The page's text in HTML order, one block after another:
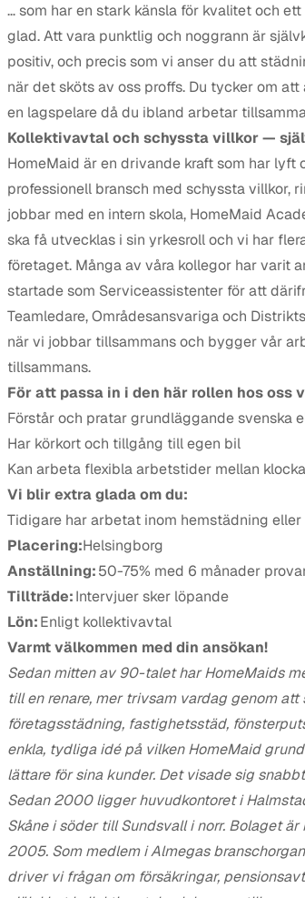
… som har en stark känsla för kvalitet och
glad. Att vara punktlig och noggrann är
positiv, och precis som vi anser du att
när det sköts av oss proffs. Du tycker om
en lagspelare då du ibland arbetar
Kollektivavtal och schyssta villkor —
HomeMaid är en drivande kraft som har
professionell bransch med schyssta villkor,
jobbar med en intern skola, HomeMaid
ska få utvecklas i sin yrkesroll och vi har
företaget. Många av våra kollegor har varit
startade som Serviceassistenter för att
Teamledare, Områdesansvariga och
när vi jobbar tillsammans och bygger vår
tillsammans.
För att passa in i den här rollen hos oss
Förstår och pratar grundläggande svenska
Har körkort och tillgång till egen bil
Kan arbeta flexibla arbetstider mellan
Vi blir extra glada om du:
Tidigare har arbetat inom hemstädning
Placering:Helsingborg
Anställning:50-75% med 6 månader
Tillträde:Intervjuer sker löpande
Lön:Enligt kollektivavtal
Varmt välkommen med din ansökan!
Sedan mitten av 90-talet har HomeMaids
till en renare, mer trivsam vardag genom
företagsstädning, fastighetsstäd,
enkla, tydliga idé på vilken HomeMaid
lättare för sina kunder. Det visade sig
Sedan 2000 ligger huvudkontoret i
Skåne i söder till Sundsvall i norr. Bolaget
2005. Som medlem i Almegas
driver vi frågan om försäkringar,